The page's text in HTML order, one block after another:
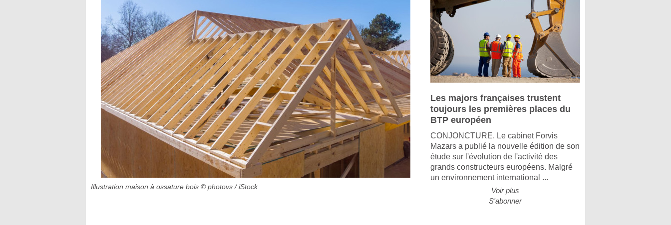
Illustration maison à ossature bois © photovs / iStock
Les majors françaises trustent
toujours les premières places du
BTP européen
CONJONCTURE. Le cabinet Forvis
Mazars a publié la nouvelle édition de son
étude sur l'évolution de l'activité des
grands constructeurs européens. Malgré
un environnement international ...
Voir plus
S'abonner